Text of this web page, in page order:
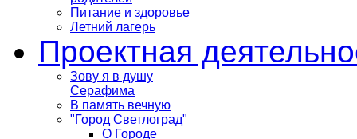
Питание и здоровье
Летний лагерь
Проектная
Зову я в душу
Серафима
В память вечную
"Город Светлоград"
О Городе